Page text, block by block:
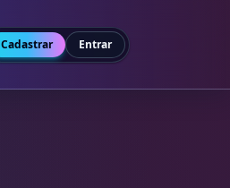
Cadastrar Entrar